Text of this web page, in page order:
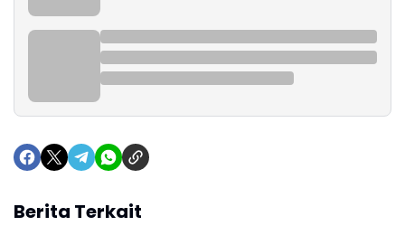
Berita Terkait